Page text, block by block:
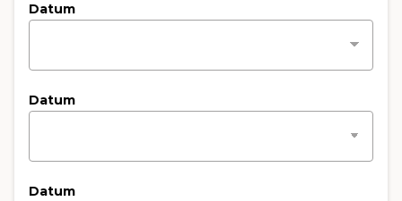
Datum
Datum
Datum